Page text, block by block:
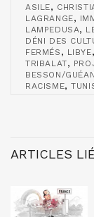
ASILE,
LAGRANGE,
LAMPEDUSA,
DÉNI DES
FERMÉS , LIBYE,
TRIBALAT,
BESSON/
RACISME,
ARTICLES